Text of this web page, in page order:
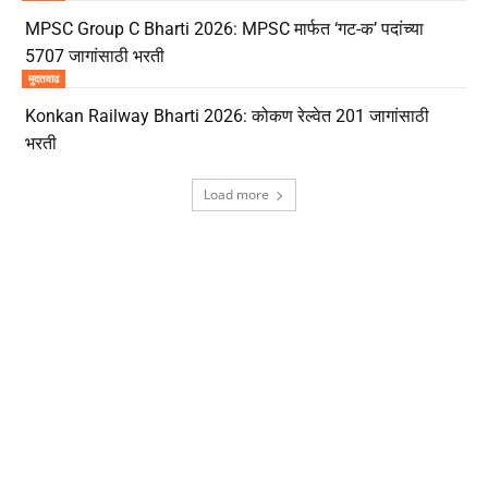
MPSC Group C Bharti 2026: MPSC मार्फत ‘गट-क’ पदांच्या
5707 जागांसाठी भरती
मुदतवाढ
Konkan Railway Bharti 2026: कोकण रेल्वेत 201 जागांसाठी
भरती
Load more